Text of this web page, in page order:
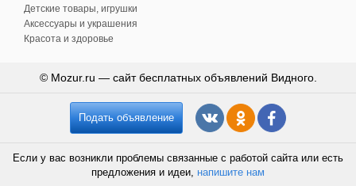
Детские товары, игрушки
Аксессуары и украшения
Красота и здоровье
© Mozur.ru — сайт бесплатных объявлений Видного.
Подать объявление
Если у вас возникли проблемы связанные с работой сайта или есть
предложения и идеи, напишите нам